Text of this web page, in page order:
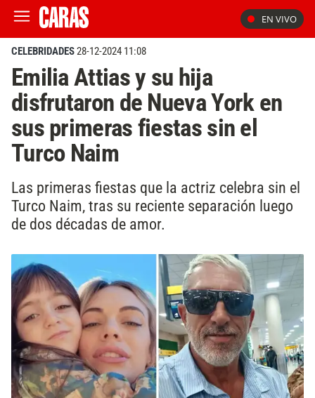
EN VIVO
CELEBRIDADES28-12-2024 11:08
Emilia Attias y su hija
disfrutaron de Nueva York en
sus primeras fiestas sin el
Turco Naim
Las primeras fiestas que la actriz celebra sin el
Turco Naim, tras su reciente separación luego
de dos décadas de amor.